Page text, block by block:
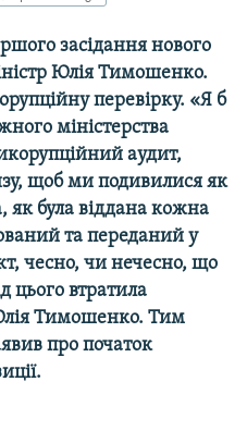
засідання нового
Юлія Тимошенко.
перевірку. «Я б
міністерства
аудит,
щоб ми подивилися як
як була віддана кожна
та переданий у
чесно, чи нечесно, що
цього втратила
Тимошенко. Тим
про початок